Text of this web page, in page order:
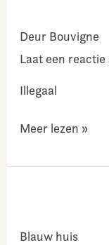
Deur Bouvigne
Laat een
Illegaal
Meer lezen »
Blauw huis